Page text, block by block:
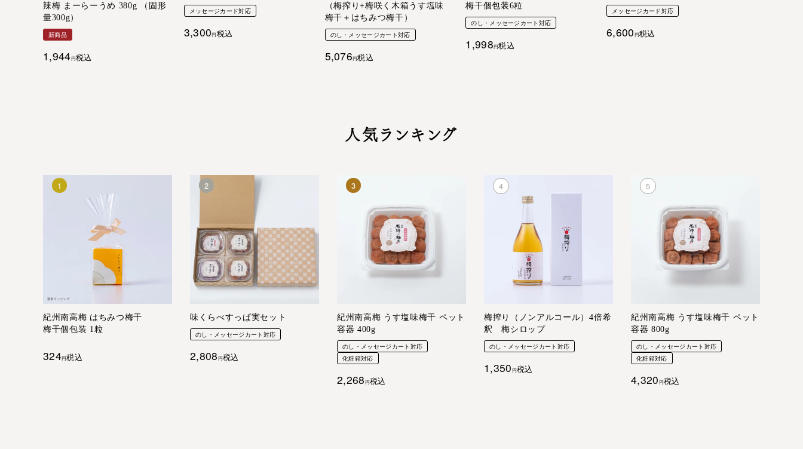
辣梅 まーらーうめ 380g （固形
量300g）
新商品
1,944 税込
メッセージカード対応
3,300 税込
（梅搾り+梅咲く木箱うす塩味
梅干＋はちみつ梅干）
のし・メッセージカート対応
5,076 税込
梅干個包装6粒
のし・メッセージカート対応
1,998 税込
メッセージカード対応
6,600 税込
人気ランキング
紀州南高梅 はちみつ梅干
梅干個包装 1粒
324 税込
味くらべすっぱ実セット
のし・メッセージカート対応
2,808 税込
紀州南高梅 うす塩味梅干 ペット
容器 400g
のし・メッセージカート対応
化粧箱対応
2,268 税込
梅搾り（ノンアルコール）4倍希
釈 梅シロップ
のし・メッセージカート対応
1,350 税込
紀州南高梅 うす塩味梅干 ペット
容器 800g
のし・メッセージカート対応
化粧箱対応
4,320 税込